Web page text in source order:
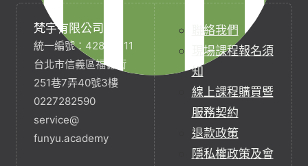
梵宇有限公司
統一編號：42854211
台北市信義區福德街
251巷7弄40號3樓
0227282590
service@
funyu.academy
聯絡我們
現場課程報名須
知
線上課程購買暨
服務契約
退款政策
隱私權政策及會